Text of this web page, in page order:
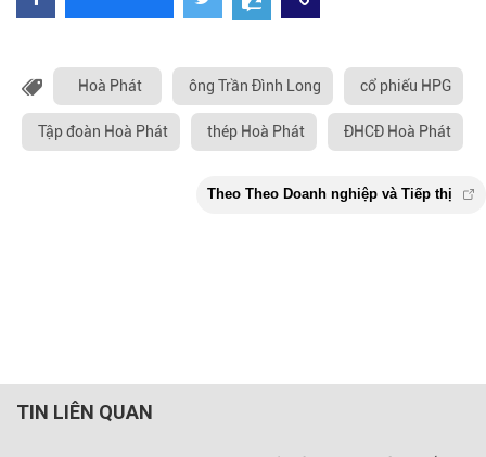
Hoà Phát ông Trần Đình Long cổ phiếu HPG
Tập đoàn Hoà Phát thép Hoà Phát ĐHCĐ Hoà Phát
TIN LIÊN QUAN